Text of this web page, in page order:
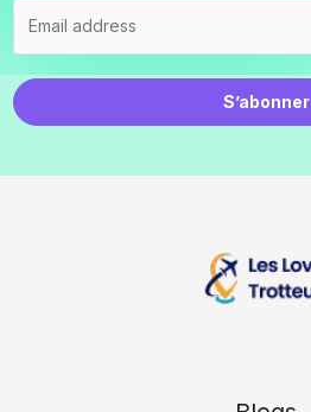
S’abonner